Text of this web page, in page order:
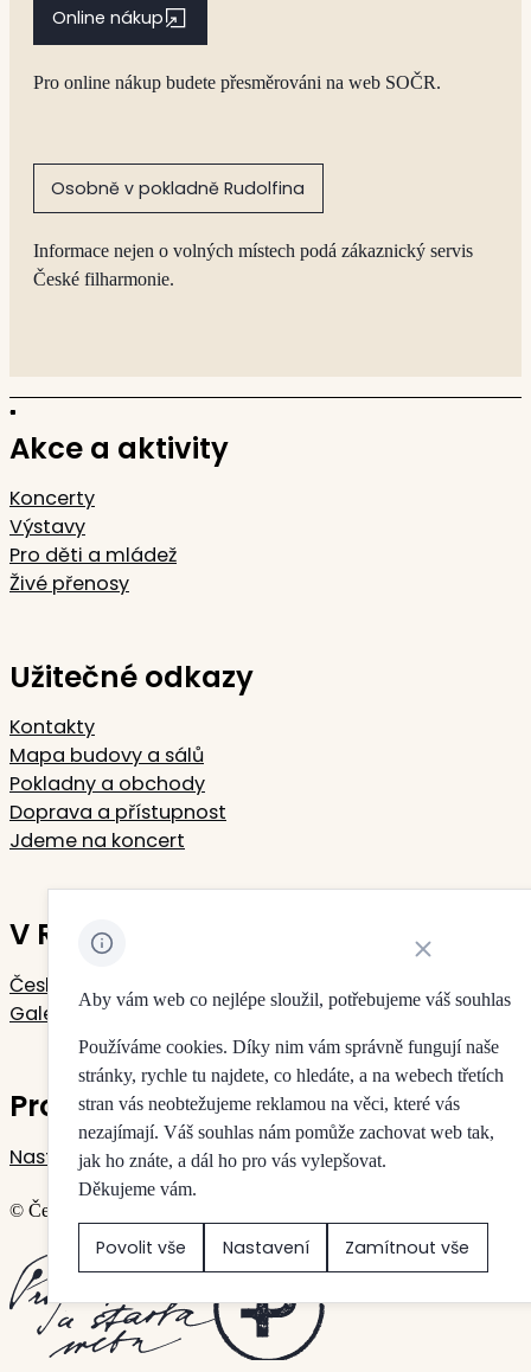
Online nákup
Pro online nákup budete přesměrováni na web SOČR.
Osobně v pokladně Rudolfina
Informace nejen o volných místech podá zákaznický servis
České filharmonie.
Akce a aktivity
Koncerty
Výstavy
Pro děti a mládež
Živé přenosy
Užitečné odkazy
Kontakty
Mapa budovy a sálů
Pokladny a obchody
Doprava a přístupnost
Jdeme na koncert
V Rudolfinu sídlí
Česká filharmonie
Galerie Rudolfinum
Pro vaše soukromí
Nastavení cookies
© Česká filharmonie & Galerie Rudolfinum
Vytvořilo
Aby vám web co nejlépe sloužil, potřebujeme váš souhlas
Používáme cookies. Díky nim vám správně fungují naše
stránky, rychle tu najdete, co hledáte, a na webech třetích
stran vás neobtežujeme reklamou na věci, které vás
nezajímají. Váš souhlas nám pomůže zachovat web tak,
jak ho znáte, a dál ho pro vás vylepšovat.
Děkujeme vám.
Povolit vše Nastavení Zamítnout vše
Zavřít oznámení